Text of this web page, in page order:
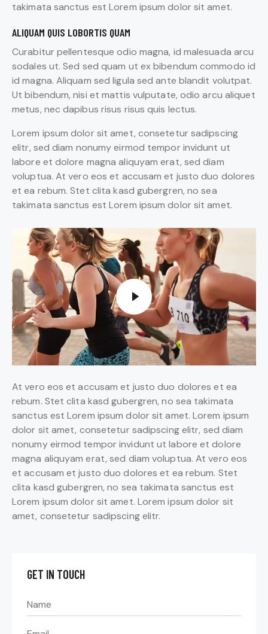
takimata sanctus est Lorem ipsum dolor sit amet.
ALIQUAM QUIS LOBORTIS QUAM
Curabitur pellentesque odio magna, id malesuada arcu
sodales ut. Sed sed quam ut ex bibendum commodo id
id magna. Aliquam sed ligula sed ante blandit volutpat.
Ut bibendum, nisi et mattis vulputate, odio arcu aliquet
metus, nec dapibus risus risus quis lectus.
Lorem ipsum dolor sit amet, consetetur sadipscing
elitr, sed diam nonumy eirmod tempor invidunt ut
labore et dolore magna aliquyam erat, sed diam
voluptua. At vero eos et accusam et justo duo dolores
et ea rebum. Stet clita kasd gubergren, no sea
takimata sanctus est Lorem ipsum dolor sit amet.
At vero eos et accusam et justo duo dolores et ea
rebum. Stet clita kasd gubergren, no sea takimata
sanctus est Lorem ipsum dolor sit amet. Lorem ipsum
dolor sit amet, consetetur sadipscing elitr, sed diam
nonumy eirmod tempor invidunt ut labore et dolore
magna aliquyam erat, sed diam voluptua. At vero eos
et accusam et justo duo dolores et ea rebum. Stet
clita kasd gubergren, no sea takimata sanctus est
Lorem ipsum dolor sit amet. Lorem ipsum dolor sit
amet, consetetur sadipscing elitr.
GET IN TOUCH